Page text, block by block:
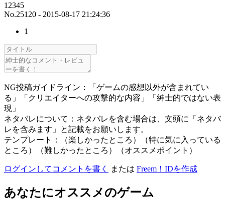
12345
No.25120 - 2015-08-17 21:24:36
1
NG投稿ガイドライン：「ゲームの感想以外が含まれてい
る」「クリエイターへの攻撃的な内容」「紳士的ではない表
現」
ネタバレについて：ネタバレを含む場合は、文頭に「ネタバ
レを含みます」と記載をお願いします。
テンプレート：（楽しかったところ）（特に気に入っている
ところ）（難しかったところ）（オススメポイント）
ログインしてコメントを書く または Freem！IDを作成
あなたにオススメのゲーム